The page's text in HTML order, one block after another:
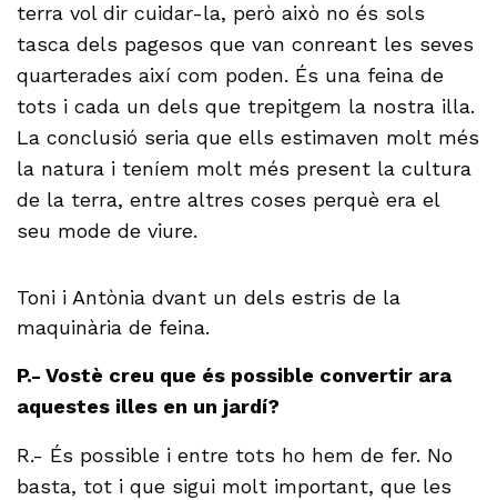
terra vol dir cuidar-la, però això no és sols
tasca dels pagesos que van conreant les seves
quarterades així com poden. És una feina de
tots i cada un dels que trepitgem la nostra illa.
La conclusió seria que ells estimaven molt més
la natura i teníem molt més present la cultura
de la terra, entre altres coses perquè era el
seu mode de viure.
Toni i Antònia dvant un dels estris de la
maquinària de feina.
P.- Vostè creu que és possible convertir ara
aquestes illes en un jardí?
R.- És possible i entre tots ho hem de fer. No
basta, tot i que sigui molt important, que les